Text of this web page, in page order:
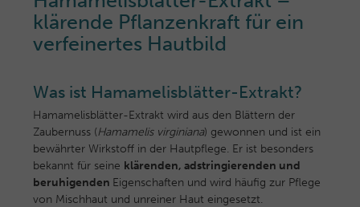
klärende Pflanzenkraft für ein
verfeinertes Hautbild
Was ist Hamamelisblätter-Extrakt?
Hamamelisblätter-Extrakt wird aus den Blättern der
Zaubernuss (Hamamelis virginiana) gewonnen und ist ein
bewährter Wirkstoff in der Hautpflege. Er ist besonders
bekannt für seine klärenden, adstringierenden und
beruhigenden Eigenschaften und wird häufig zur Pflege
von Mischhaut und unreiner Haut eingesetzt.